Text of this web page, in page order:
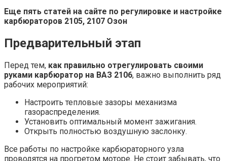
Еще пять статей на сайте по регулировке и настройке
карбюраторов 2105, 2107 Озон
Предварительный этап
Перед тем, как правильно отрегулировать своими
руками карбюратор на ВАЗ 2106, важно выполнить ряд
рабочих мероприятий:
Настроить тепловые зазоры механизма
газораспределения.
Установить оптимальный момент зажигания.
Открыть полностью воздушную заслонку.
Все работы по настройке карбюраторного узла
проводятся на прогретом моторе. Не стоит забывать, что